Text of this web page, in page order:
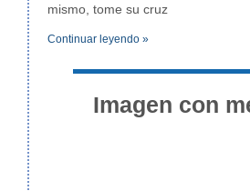
mismo, tome su cruz
Continuar leyendo »
Imagen con